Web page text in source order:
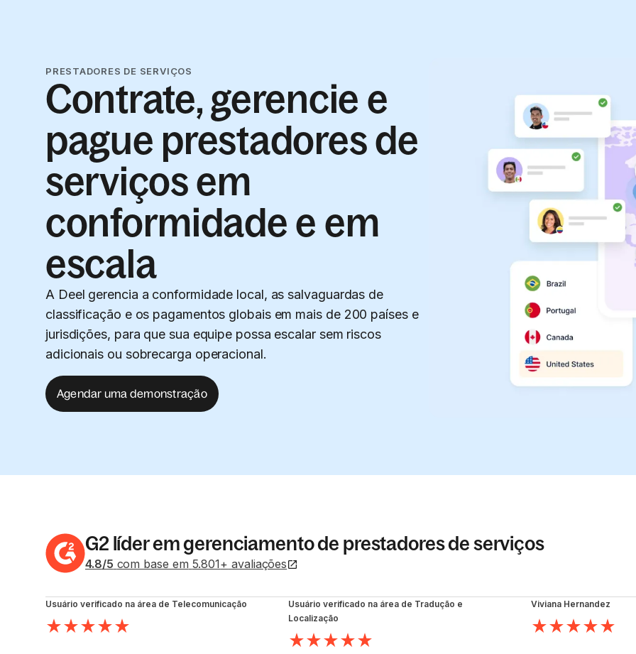
PRESTADORES DE SERVIÇOS
Contrate, gerencie e
pague prestadores de
serviços em
conformidade e em
escala
A Deel gerencia a conformidade local, as salvaguardas de
classificação e os pagamentos globais em mais de 200 países e
jurisdições, para que sua equipe possa escalar sem riscos
adicionais ou sobrecarga operacional.
Agendar uma demonstração
G2 líder em gerenciamento de prestadores de serviços
4.8/5 com base em 5.801+ avaliações
Usuário verificado na área de Telecomunicação
Usuário verificado na área de Tradução e
Localização
Viviana Hernandez